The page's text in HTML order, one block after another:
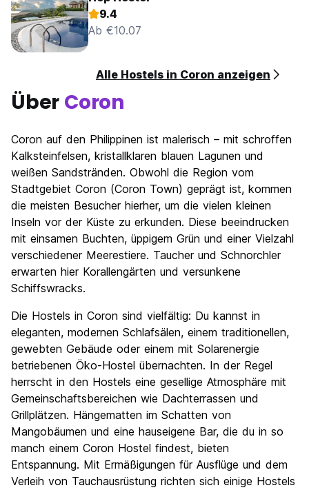
9.4
Ab €10.07
Alle Hostels in Coron anzeigen
Über Coron
Coron auf den Philippinen ist malerisch – mit schroffen
Kalksteinfelsen, kristallklaren blauen Lagunen und
weißen Sandstränden. Obwohl die Region vom
Stadtgebiet Coron (Coron Town) geprägt ist, kommen
die meisten Besucher hierher, um die vielen kleinen
Inseln vor der Küste zu erkunden. Diese beeindrucken
mit einsamen Buchten, üppigem Grün und einer Vielzahl
verschiedener Meerestiere. Taucher und Schnorchler
erwarten hier Korallengärten und versunkene
Schiffswracks.
Die Hostels in Coron sind vielfältig: Du kannst in
eleganten, modernen Schlafsälen, einem traditionellen,
gewebten Gebäude oder einem mit Solarenergie
betriebenen Öko-Hostel übernachten. In der Regel
herrscht in den Hostels eine gesellige Atmosphäre mit
Gemeinschaftsbereichen wie Dachterrassen und
Grillplätzen. Hängematten im Schatten von
Mangobäumen und eine hauseigene Bar, die du in so
manch einem Coron Hostel findest, bieten
Entspannung. Mit Ermäßigungen für Ausflüge und dem
Verleih von Tauchausrüstung richten sich einige Hostels